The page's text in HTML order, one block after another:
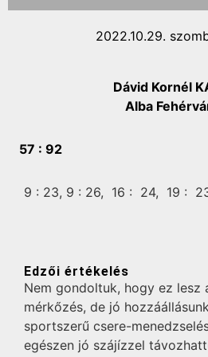
2022.10.29.
Dávid Kornél
Alba
57 : 92
9 : 23, 9 : 26, 16 : 24, 19 :
Edzői értékelés
Nem gondoltuk, hogy ez lesz
mérkőzés, de jó
sportszerű csere-
egészen jó szájízzel